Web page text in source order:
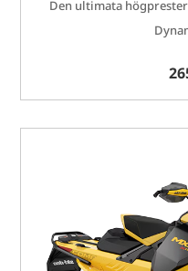
Den ultimata